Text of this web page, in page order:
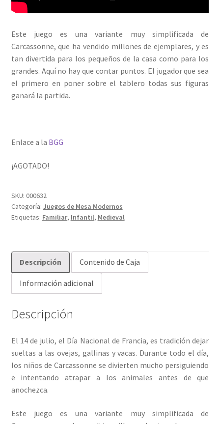
Este juego es una variante muy simplificada de
Carcassonne, que ha vendido millones de ejemplares, y es
tan divertida para los pequeños de la casa como para los
grandes. Aquí no hay que contar puntos. El jugador que sea
el primero en poner sobre el tablero todas sus figuras
ganará la partida.
Enlace a la BGG
¡AGOTADO!
SKU: 000632
Categoría: Juegos de Mesa Modernos
Etiquetas: Familiar, Infantil, Medieval
Descripción Contenido de Caja
Información adicional
Descripción
El 14 de julio, el Día Nacional de Francia, es tradición dejar
sueltas a las ovejas, gallinas y vacas. Durante todo el día,
los niños de Carcassonne se divierten mucho persiguiendo
e intentando atrapar a los animales antes de que
anochezca.
Este juego es una variante muy simplificada de